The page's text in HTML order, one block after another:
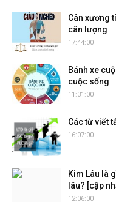
Cân xương
cân lượng
17:44:00
Bánh xe
cuộc sống
11:31:00
Các từ viết
16:07:00
Kim Lâu là
lâu? [cập
12:06:00